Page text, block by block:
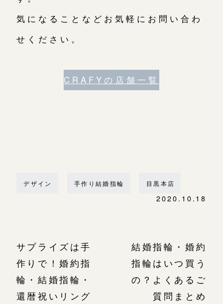
気になることなどお気軽にお問い合わ
せください。
CRAFYの店舗一覧
デザイン 手作り結婚指輪 目黒本店
2020.10.18
サプライズは手
作りで！婚約指
輪・結婚指輪・
還暦祝いリング
結婚指輪・婚約
指輪はいつ買う
の？よくあるご
質問まとめ